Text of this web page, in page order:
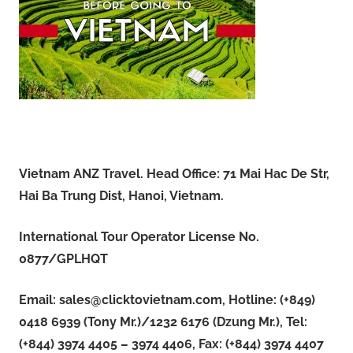
Vietnam ANZ Travel. Head Office: 71 Mai Hac De Str,
Hai Ba Trung Dist, Hanoi, Vietnam.
International Tour Operator License No.
0877/GPLHQT
Email: sales@clicktovietnam.com, Hotline: (+849)
0418 6939 (Tony Mr.)/1232 6176 (Dzung Mr.), Tel:
(+844) 3974 4405 – 3974 4406, Fax: (+844) 3974 4407